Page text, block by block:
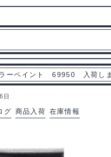
ーペイント 69950 入荷し
日
グ 商品入荷 在庫情報